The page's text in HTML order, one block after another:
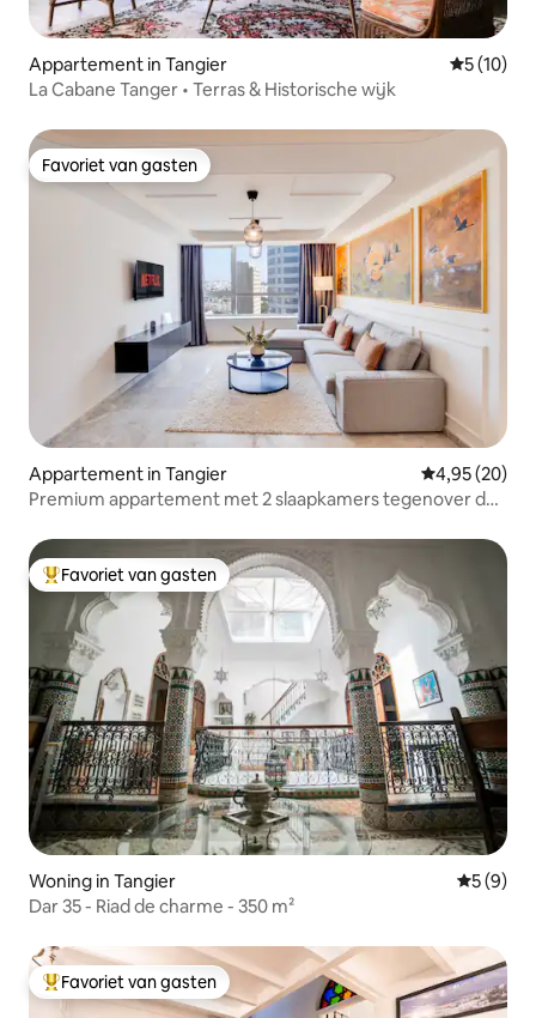
Appartement in Tangier
5 (10)
La Cabane Tanger • Terras & Historische wijk
Favoriet van gasten
Favoriet van gasten
Appartement in Tangier Gemiddelde
4,95 (20)
Premium appartement met 2 slaapkamers tegenover de
Topfavoriet van gasten
Favoriet van gasten
Woning in Tangier
5 (9)
Dar 35 - Riad de charme - 350 m²
Topfavoriet van gasten
Favoriet van gasten